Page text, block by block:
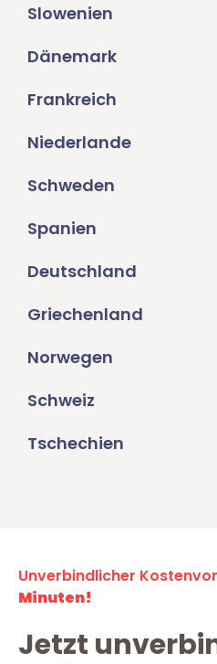
Slowenien
Dänemark
Frankreich
Niederlande
Schweden
Spanien
Deutschland
Griechenland
Norwegen
Schweiz
Tschechien
Unverbindlicher
Minuten!
Jetzt